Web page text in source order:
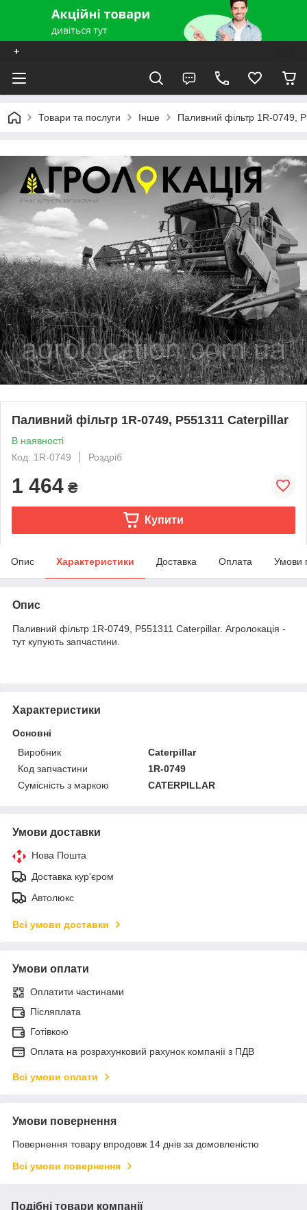
+
Товари та послуги Інше Паливний фільтр 1R-0749,
Паливний фільтр 1R-0749, P551311 Caterpillar
В наявності
Код: 1R-0749
Роздріб
1 464 ₴
Купити
Опис Характеристики Доставка Оплата Умови
Опис
Паливний фільтр 1R-0749, P551311 Caterpillar. Агролокація -
тут купують запчастини.
Характеристики
Основні
Виробник
Caterpillar
Код запчастини
1R-0749
Сумісність з маркою
CATERPILLAR
Умови доставки
Нова Пошта
Доставка кур'єром
Автолюкс
Всі умови доставки
Умови оплати
Оплатити частинами
Післяплата
Готівкою
Оплата на розрахунковий рахунок компанії з ПДВ
Всі умови оплати
Умови повернення
Повернення товару впродовж 14 днів за домовленістю
Всі умови повернення
Подібні товари компанії